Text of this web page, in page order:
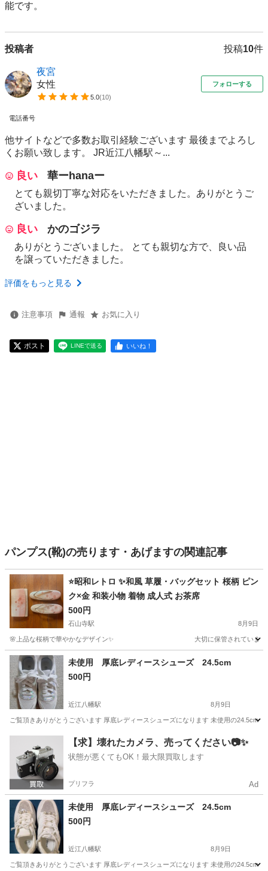
能です。
投稿者 投稿10件
夜宮
女性
5.0(10)
フォローする
電話番号
他サイトなどで多数お取引経験ございます 最後までよろし
くお願い致します。 JR近江八幡駅～...
良い 華ーhanaー
とても親切丁寧な対応をいただきました。ありがとうご
ざいました。
良い かのゴジラ
ありがとうございました。 とても親切な方で、良い品
を譲っていただきました。
評価をもっと見る
注意事項 通報 お気に入り
ポスト LINEで送る いいね！
パンプス(靴)の売ります・あげますの関連記事
⭐️昭和レトロ ✨和風 草履・バッグセット 桜柄 ピン
ク×金 和装小物 着物 成人式 お茶席
500円
石山寺駅 8月9日
🌸上品な桜柄で華やかなデザイン✨ 大切に保管されていました 🌸ピンク×ゴ
滋賀 大津市 石山寺駅 靴/バッグ
未使用 厚底レディースシューズ 24.5cm
500円
近江八幡駅 8月9日
ご覧頂きありがとうございます 厚底レディースシューズになります 未使用の24.5cm
近江八幡市 近江八幡駅 靴
【求】壊れたカメラ、売ってください📷✨
状態が悪くてもOK！最大限買取します
プリフラ Ad
未使用 厚底レディースシューズ 24.5cm
500円
近江八幡駅 8月9日
ご覧頂きありがとうございます 厚底レディースシューズになります 未使用の24.5cm